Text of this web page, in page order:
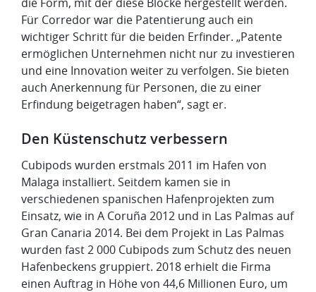
Für Corredor war die Patentierung auch ein
wichtiger Schritt für die beiden Erfinder. „Patente
ermöglichen Unternehmen nicht nur zu investieren
und eine Innovation weiter zu verfolgen. Sie bieten
auch Anerkennung für Personen, die zu einer
Erfindung beigetragen haben“, sagt er.
Den Küstenschutz verbessern
Cubipods wurden erstmals 2011 im Hafen von
Malaga installiert. Seitdem kamen sie in
verschiedenen spanischen Hafenprojekten zum
Einsatz, wie in A Coruña 2012 und in Las Palmas auf
Gran Canaria 2014. Bei dem Projekt in Las Palmas
wurden fast 2 000 Cubipods zum Schutz des neuen
Hafenbeckens gruppiert. 2018 erhielt die Firma
einen Auftrag in Höhe von 44,6 Millionen Euro, um